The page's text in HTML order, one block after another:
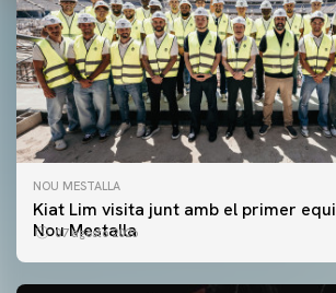
NOU MESTALLA
Kiat Lim visita junt amb el primer
Nou Mestalla
07 agosto 2026